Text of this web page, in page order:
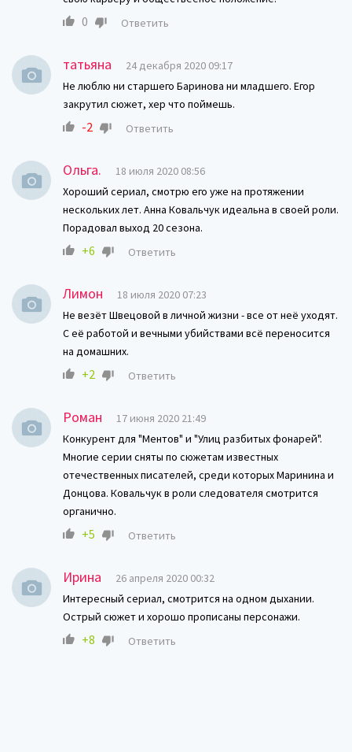
0 Ответить
татьяна
24 декабря 2020 09:17
Не люблю ни старшего Баринова ни младшего. Егор
закрутил сюжет, хер что поймешь.
-2 Ответить
Ольга.
18 июля 2020 08:56
Хороший сериал, смотрю его уже на протяжении
нескольких лет. Анна Ковальчук идеальна в своей роли.
Порадовал выход 20 сезона.
+6 Ответить
Лимон
18 июля 2020 07:23
Не везёт Швецовой в личной жизни - все от неё уходят.
С её работой и вечными убийствами всё переносится
на домашних.
+2 Ответить
Роман
17 июня 2020 21:49
Конкурент для "Ментов" и "Улиц разбитых фонарей".
Многие серии сняты по сюжетам известных
отечественных писателей, среди которых Маринина и
Донцова. Ковальчук в роли следователя смотрится
органично.
+5 Ответить
Ирина
26 апреля 2020 00:32
Интересный сериал, смотрится на одном дыхании.
Острый сюжет и хорошо прописаны персонажи.
+8 Ответить